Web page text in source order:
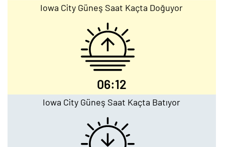
Iowa City Güneş Saat Kaçta Doğuyor
06:12
Iowa City Güneş Saat Kaçta Batıyor